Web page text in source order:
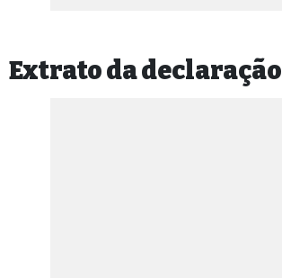
Extrato da declaração